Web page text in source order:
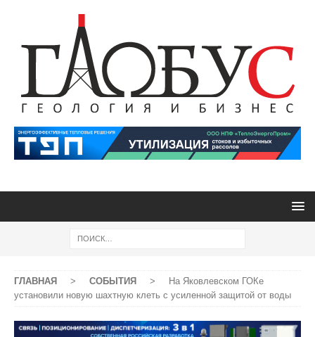
ГЛАВНАЯ > СОБЫТИЯ >
На Яковлевском ГОКе
установили новую шахтную клеть с усиленной защитой от воды